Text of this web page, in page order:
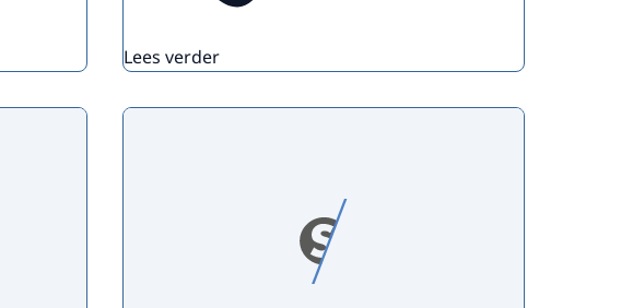
Lees verder